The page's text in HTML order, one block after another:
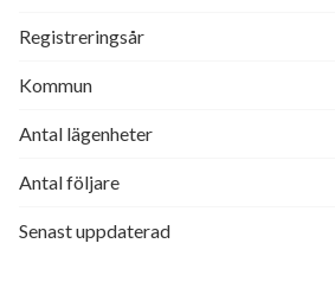
Registreringsår
Kommun
Antal lägenheter
Antal följare
Senast uppdaterad